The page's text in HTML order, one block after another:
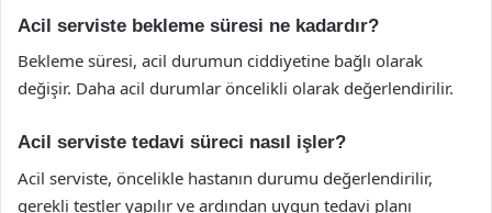
Acil serviste bekleme süresi ne kadardır?
Bekleme süresi, acil durumun ciddiyetine bağlı olarak
değişir. Daha acil durumlar öncelikli olarak değerlendirilir.
Acil serviste tedavi süreci nasıl işler?
Acil serviste, öncelikle hastanın durumu değerlendirilir,
gerekli testler yapılır ve ardından uygun tedavi planı